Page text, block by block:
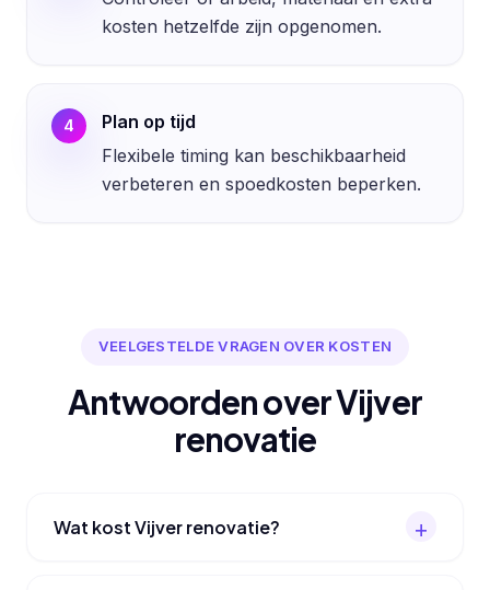
kosten hetzelfde zijn opgenomen.
4
Plan op tijd
Flexibele timing kan beschikbaarheid
verbeteren en spoedkosten beperken.
VEELGESTELDE VRAGEN OVER KOSTEN
Antwoorden over Vijver
renovatie
Wat kost Vijver renovatie?